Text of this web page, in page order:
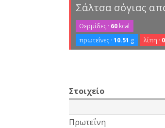
Σάλτσα σόγιας
Θερμίδες · 60 kcal
πρωτεΐνες ·10.51 g λίπη ·
Στοιχείο
Πρωτεΐνη